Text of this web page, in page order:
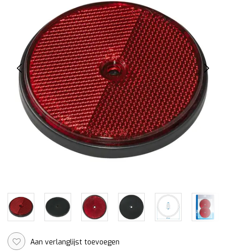
Aan verlanglijst toevoegen